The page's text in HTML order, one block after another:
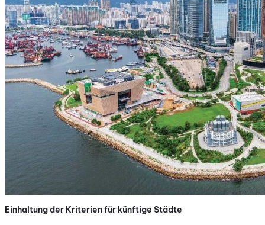
Einhaltung der Kriterien für künftige Städte